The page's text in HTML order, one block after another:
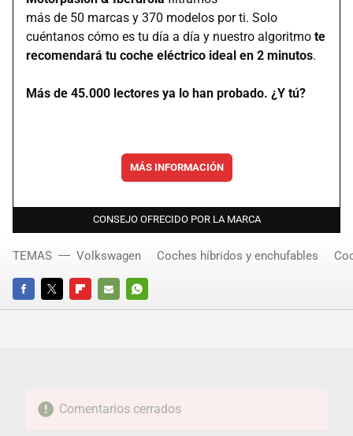
más de 50 marcas y 370 modelos por ti. Solo
cuéntanos cómo es tu día a día y nuestro algoritmo te
recomendará tu coche eléctrico ideal en 2 minutos.
Más de 45.000 lectores ya lo han probado. ¿Y tú?
MÁS INFORMACIÓN
CONSEJO OFRECIDO POR LA MARCA
FACEBOOKTWITTERFLIPBOARD
E-
WHATSAPP
TEMAS Volkswagen Coches híbridos y enchufables
Comentarios cerrados